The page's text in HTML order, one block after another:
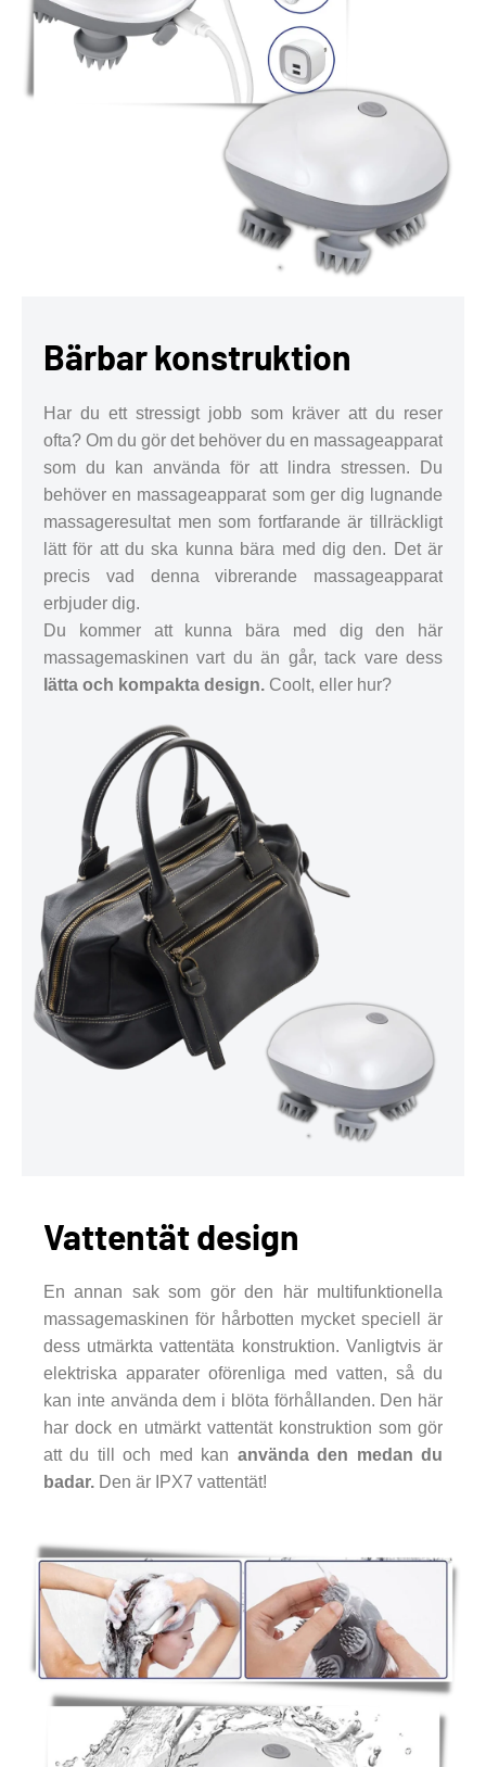
Bärbar konstruktion
Har du ett stressigt jobb som kräver att du reser
ofta? Om du gör det behöver du en massageapparat
som du kan använda för att lindra stressen. Du
behöver en massageapparat som ger dig lugnande
massageresultat men som fortfarande är tillräckligt
lätt för att du ska kunna bära med dig den. Det är
precis vad denna vibrerande massageapparat
erbjuder dig.
Du kommer att kunna bära med dig den här
massagemaskinen vart du än går, tack vare dess
lätta och kompakta design. Coolt, eller hur?
Vattentät design
En annan sak som gör den här multifunktionella
massagemaskinen för hårbotten mycket speciell är
dess utmärkta vattentäta konstruktion. Vanligtvis är
elektriska apparater oförenliga med vatten, så du
kan inte använda dem i blöta förhållanden. Den här
har dock en utmärkt vattentät konstruktion som gör
att du till och med kan använda den medan du
badar. Den är IPX7 vattentät!